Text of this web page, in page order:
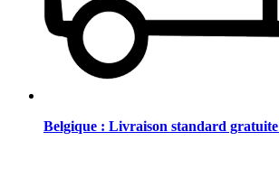
Belgique : Livraison standard gratuite